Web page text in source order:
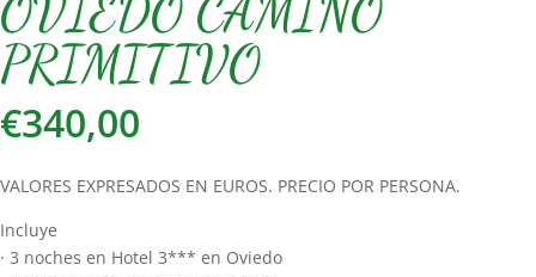
PRIMITIVO
€340,00
VALORES EXPRESADOS EN EUROS. PRECIO POR PERSONA.
Incluye
· 3 noches en Hotel 3*** en Oviedo